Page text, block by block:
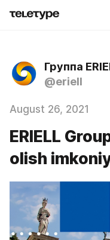
Группа
@eriell
August 26, 2021
ERIELL
olish